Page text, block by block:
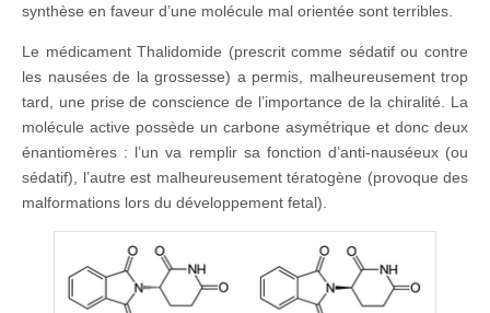
synthèse en faveur d’une molécule mal orientée sont terribles.
Le médicament Thalidomide (prescrit comme sédatif ou contre
les nausées de la grossesse) a permis, malheureusement trop
tard, une prise de conscience de l’importance de la chiralité. La
molécule active possède un carbone asymétrique et donc deux
énantiomères : l’un va remplir sa fonction d’anti-nauséeux (ou
sédatif), l’autre est malheureusement tératogène (provoque des
malformations lors du développement fetal).